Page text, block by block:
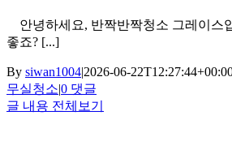
안녕하세요, 반짝반짝청소 그레이스
좋죠? [...]
By siwan1004|2026-06-
무실청소|0 댓글
글 내용 전체보기